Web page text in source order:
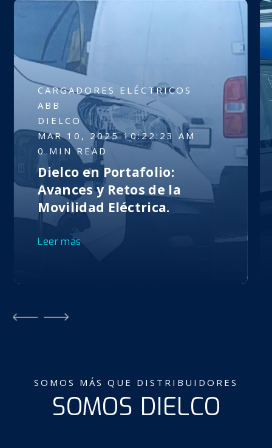
CARGADORES ELÉCTRICOS
ABB
DIELCO
MAR 10, 2025 10:22:23 AM
0 MIN READ
Dielco en Portafolio:
Avances y Retos de la
Movilidad Eléctrica.
Leer más
SOMOS MÁS QUE DISTRIBUIDORES
SOMOS DIELCO